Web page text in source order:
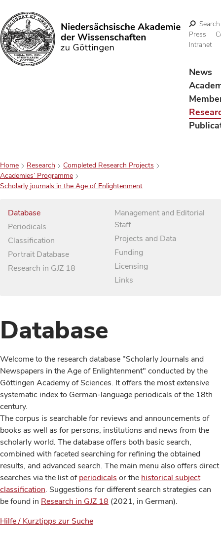
Search
Search
Press
Intranet
News
Home Research
Completed Research Projects
Academies’ Programme
Scholarly journals in the Age of Enlightenment
Database
Periodicals
Classification
Portrait Database
Research in GJZ 18
Management and Editorial
Staff
Projects and Data
Funding
Licensing
Links
Database
Welcome to the research database "Scholarly Journals and
Newspapers in the Age of Enlightenment" conducted by the
Göttingen Academy of Sciences. It offers the most extensive
systematic index to German-language periodicals of the 18th
century.
The corpus is searchable for reviews and announcements of
books as well as for persons, institutions and news from the
scholarly world. The database offers both basic search,
combined with faceted searching for refining the obtained
results, and advanced search. The main menu also offers direct
searches via the list ofperiodicals or the historical subject
classification. Suggestions for different search strategies can
be found in Research in GJZ 18 (2021, in German).
Hilfe / Kurztipps zur Suche